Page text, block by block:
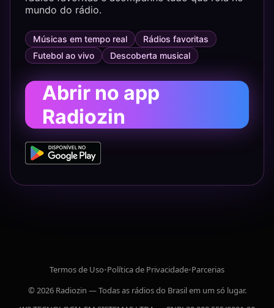
mundo do rádio.
Músicas em tempo real
Rádios favoritas
Futebol ao vivo
Descoberta musical
Abrir no app
Radiozin
Termos de Uso•Política de Privacidade•Parcerias
© 2026 Radiozin — Todas as rádios do Brasil em um só lugar.